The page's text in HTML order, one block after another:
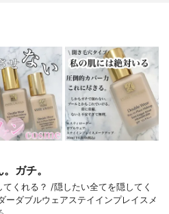
ガチ。
くれる？ /⁡⁡隠したい全てを隠してく
ーダブルウェアステイインプレイスメ